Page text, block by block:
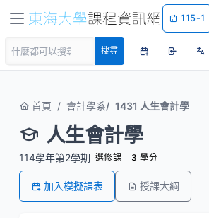
115-1
搜尋
首頁 會計學系 1431 人生會計學
人生會計學
114學年第2學期 選修課 3 學分
加入模擬課表 授課大綱